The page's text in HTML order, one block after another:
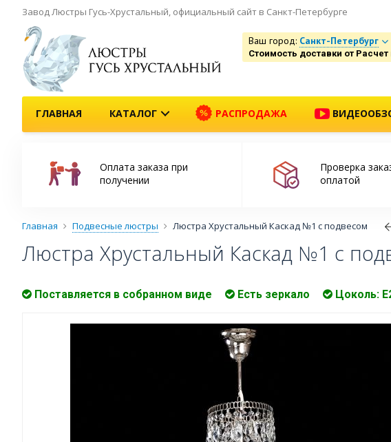
Завод Люстры Гусь-Хрустальный, официальный сайт в Санкт-Петербурге
Ваш город: Санкт-Петербург
Стоимость доставки от
ГЛАВНАЯ КАТАЛОГ РАСПРОДАЖА
Оплата заказа при
получении
Проверка
оплатой
Главная Подвесные люстры Люстра Хрустальный Каскад №1 с подвесом
Люстра Хрустальный Каскад №1 с
Поставляется в собранном виде Есть зеркало Цоколь: